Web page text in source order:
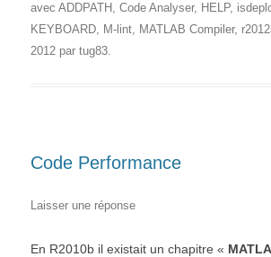
avec ADDPATH , Code Analyser, HELP,
KEYBOARD, M-lint, MATLAB Compiler,
2012 par tug83.
Code Performance
Laisser une réponse
En R2010b il existait un chapitre «